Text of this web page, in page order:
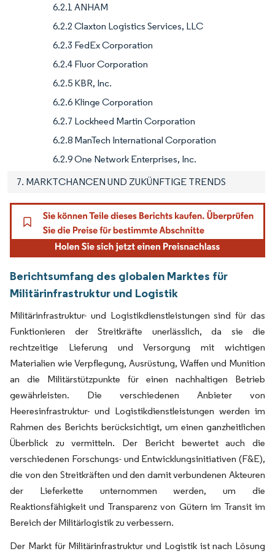
6.2.1 ANHAM
6.2.2 Claxton Logistics Services, LLC
6.2.3 FedEx Corporation
6.2.4 Fluor Corporation
6.2.5 KBR, Inc.
6.2.6 Klinge Corporation
6.2.7 Lockheed Martin Corporation
6.2.8 ManTech International Corporation
6.2.9 One Network Enterprises, Inc.
7. MARKTCHANCEN UND ZUKÜNFTIGE TRENDS
Berichtsumfang des globalen Marktes für
Militärinfrastruktur und Logistik
Militärinfrastruktur- und Logistikdienstleistungen sind für das
Funktionieren der Streitkräfte unerlässlich, da sie die
rechtzeitige Lieferung und Versorgung mit wichtigen
Materialien wie Verpflegung, Ausrüstung, Waffen und Munition
an die Militärstützpunkte für einen nachhaltigen Betrieb
gewährleisten. Die verschiedenen Anbieter von
Heeresinfrastruktur- und Logistikdienstleistungen werden im
Rahmen des Berichts berücksichtigt, um einen ganzheitlichen
Überblick zu vermitteln. Der Bericht bewertet auch die
verschiedenen Forschungs- und Entwicklungsinitiativen (F&E),
die von den Streitkräften und den damit verbundenen Akteuren
der Lieferkette unternommen werden, um die
Reaktionsfähigkeit und Transparenz von Gütern im Transit im
Bereich der Militärlogistik zu verbessern.
Der Markt für Militärinfrastruktur und Logistik ist nach Lösung